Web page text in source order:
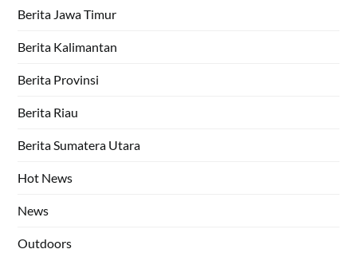
Berita Jawa Timur
Berita Kalimantan
Berita Provinsi
Berita Riau
Berita Sumatera Utara
Hot News
News
Outdoors